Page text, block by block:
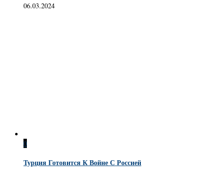
06.03.2024
0
Турция Готовится К Войне С Россией